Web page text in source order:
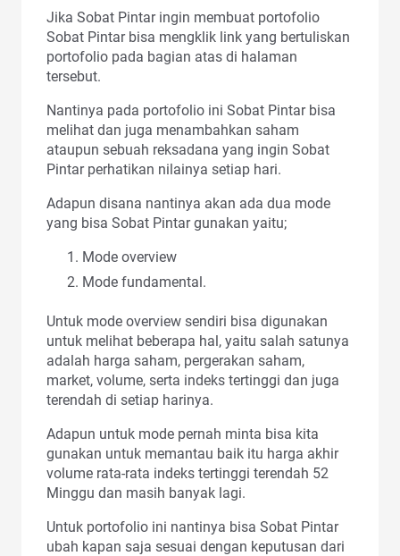
Jika Sobat Pintar ingin membuat portofolio
Sobat Pintar bisa mengklik link yang bertuliskan
portofolio pada bagian atas di halaman
tersebut.
Nantinya pada portofolio ini Sobat Pintar bisa
melihat dan juga menambahkan saham
ataupun sebuah reksadana yang ingin Sobat
Pintar perhatikan nilainya setiap hari.
Adapun disana nantinya akan ada dua mode
yang bisa Sobat Pintar gunakan yaitu;
Mode overview
Mode fundamental.
Untuk mode overview sendiri bisa digunakan
untuk melihat beberapa hal, yaitu salah satunya
adalah harga saham, pergerakan saham,
market, volume, serta indeks tertinggi dan juga
terendah di setiap harinya.
Adapun untuk mode pernah minta bisa kita
gunakan untuk memantau baik itu harga akhir
volume rata-rata indeks tertinggi terendah 52
Minggu dan masih banyak lagi.
Untuk portofolio ini nantinya bisa Sobat Pintar
ubah kapan saja sesuai dengan keputusan dari